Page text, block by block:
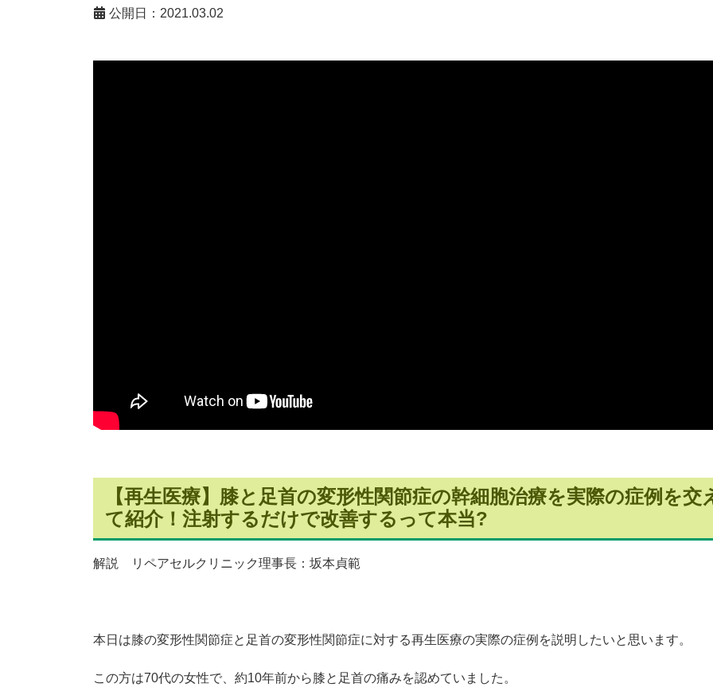
公開日：2021.03.02
【再生医療】膝と足首の変形性関節症の幹細胞治療を実際の症例を交
て紹介！注射するだけで改善するって本当?
解説 リペアセルクリニック理事長：坂本貞範
本日は膝の変形性関節症と足首の変形性関節症に対する再生医療の実際の症例を説明したいと思います。
この方は70代の女性で、約10年前から膝と足首の痛みを認めていました。